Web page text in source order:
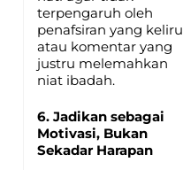
terpengaruh oleh
penafsiran yang keliru
atau komentar yang
justru melemahkan
niat ibadah.
6. Jadikan sebagai
Motivasi, Bukan
Sekadar Harapan